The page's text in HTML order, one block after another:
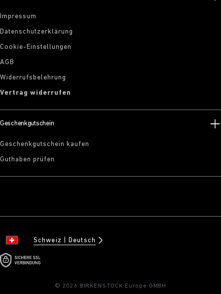
Impressum
Datenschutzerklärung
Cookie-Einstellungen
AGB
Widerrufsbelehrung
Vertrag widerrufen
Geschenkgutschein
Geschenkgutschein kaufen
Guthaben prüfen
Schweiz Deutsch
© 2026 BIRKENSTOCK Europe GMBH